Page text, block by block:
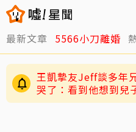
最新文章 5566小刀離婚
王凱摯友Jeff談多年
哭了：看到他想到兒